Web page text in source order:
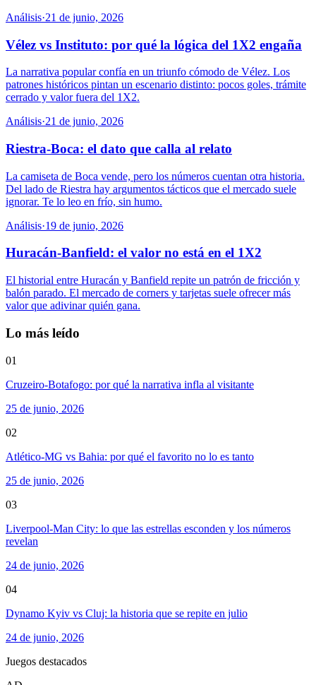
Análisis·21 de junio, 2026
Vélez vs Instituto: por qué la lógica del 1X2 engaña
La narrativa popular confía en un triunfo cómodo de Vélez. Los
patrones históricos pintan un escenario distinto: pocos goles, trámite
cerrado y valor fuera del 1X2.
Análisis·21 de junio, 2026
Riestra-Boca: el dato que calla al relato
La camiseta de Boca vende, pero los números cuentan otra historia.
Del lado de Riestra hay argumentos tácticos que el mercado suele
ignorar. Te lo leo en frío, sin humo.
Análisis·19 de junio, 2026
Huracán-Banfield: el valor no está en el 1X2
El historial entre Huracán y Banfield repite un patrón de fricción y
balón parado. El mercado de corners y tarjetas suele ofrecer más
valor que adivinar quién gana.
Lo más leído
01
Cruzeiro-Botafogo: por qué la narrativa infla al visitante
25 de junio, 2026
02
Atlético-MG vs Bahia: por qué el favorito no lo es tanto
25 de junio, 2026
03
Liverpool-Man City: lo que las estrellas esconden y los números
revelan
24 de junio, 2026
04
Dynamo Kyiv vs Cluj: la historia que se repite en julio
24 de junio, 2026
Juegos destacados